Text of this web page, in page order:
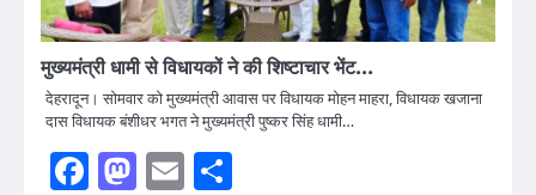
मुख्यमंत्री धामी से विधायकों ने की शिष्टाचार भेंट…
देहरादून। सोमवार को मुख्यमंत्री आवास पर विधायक मोहन माहरा, विधायक खजाना
दास विधायक बंशीधर भगत ने मुख्यमंत्री पुष्कर सिंह धामी…
Facebook
Mastodon
Email